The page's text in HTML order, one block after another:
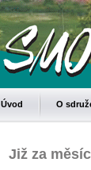
Úvod O
Již za